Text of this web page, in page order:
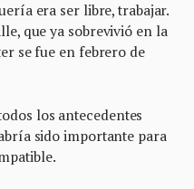
era ser libre, trabajar.
que ya sobrevivió en la
se fue en febrero de
los antecedentes
sido importante para